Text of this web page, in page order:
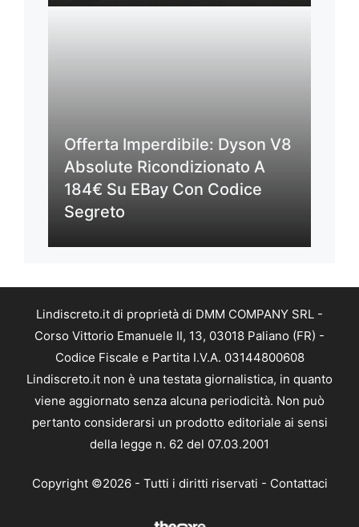
Offerta Imperdibile: Dyson V8
Absolute Ricondizionato A
184€ Su EBay Con Codice
Segreto
Lindiscreto.it di proprietà di DMM COMPANY SRL -
Corso Vittorio Emanuele II, 13, 03018 Paliano (FR) -
Codice Fiscale e Partita I.V.A. 03144800608
Lindiscreto.it non è una testata giornalistica, in quanto
viene aggiornato senza alcuna periodicità. Non può
pertanto considerarsi un prodotto editoriale ai sensi
della legge n. 62 del 07.03.2001
Copyright ©2026 - Tutti i diritti riservati - Contattaci